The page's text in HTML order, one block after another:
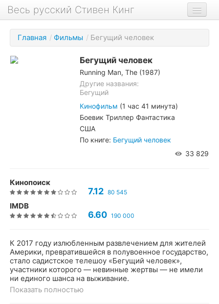
Весь русский Стивен Кинг
Книги
Фильмы
Аудиокниги
Главная / Фильмы / Бегущий человек
Бегущий человек
Running Man, The (1987)
Другие названия:
Бегущий
Кинофильм (1 час 41 минута)
Боевик Триллер Фантастика
США
По книге: Бегущий человек
33 829
Кинопоиск
7.12 80 545
IMDB
6.60 190 000
К 2017 году излюбленным развлечением для жителей
Америки, превратившейся в полувоенное государство,
стало садистское телешоу «Бегущий человек»,
участники которого — невинные жертвы — не имели
ни единого шанса на выживание.
Показать полностью